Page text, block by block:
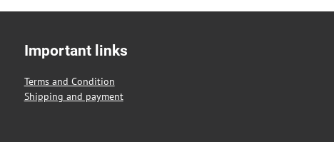
Important links
Terms and Condition
Shipping and payment